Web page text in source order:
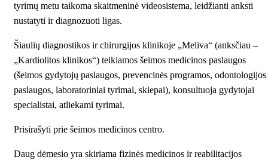
tyrimų metu taikoma skaitmeninė videosistema, leidžianti anksti
nustatyti ir diagnozuoti ligas.
Šiaulių diagnostikos ir chirurgijos klinikoje „Meliva“ (anksčiau –
„Kardiolitos klinikos“) teikiamos šeimos medicinos paslaugos
(šeimos gydytojų paslaugos, prevencinės programos, odontologijos
paslaugos, laboratoriniai tyrimai, skiepai), konsultuoja gydytojai
specialistai, atliekami tyrimai.
Prisirašyti prie šeimos medicinos centro.
Daug dėmesio yra skiriama fizinės medicinos ir reabilitacijos